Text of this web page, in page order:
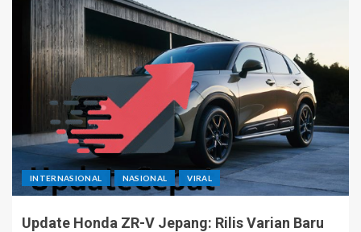
INTERNASIONAL NASIONAL VIRAL
Update Honda ZR-V Jepang: Rilis Varian Baru